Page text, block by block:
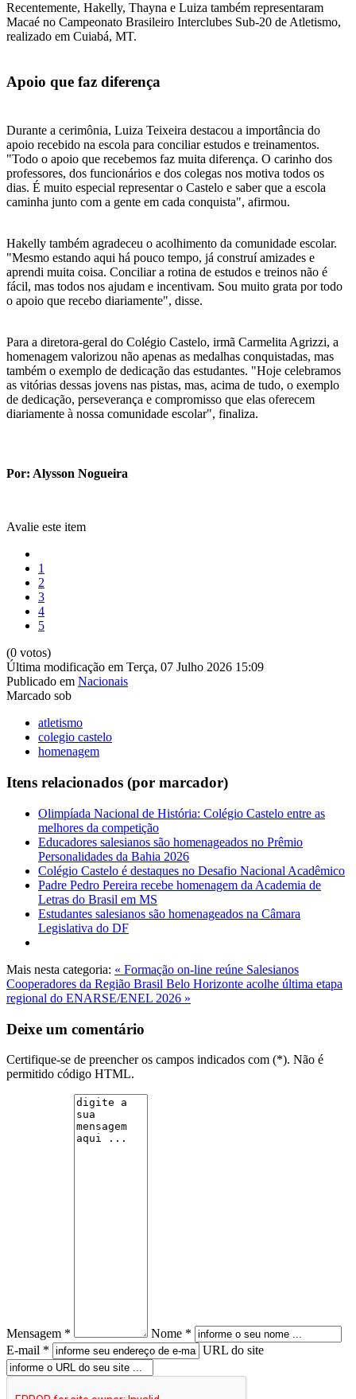
Recentemente, Hakelly, Thayna e Luiza também representaram
Macaé no Campeonato Brasileiro Interclubes Sub-20 de Atletismo,
realizado em Cuiabá, MT.
Apoio que faz diferença
Durante a cerimônia, Luiza Teixeira destacou a importância do
apoio recebido na escola para conciliar estudos e treinamentos.
"Todo o apoio que recebemos faz muita diferença. O carinho dos
professores, dos funcionários e dos colegas nos motiva todos os
dias. É muito especial representar o Castelo e saber que a escola
caminha junto com a gente em cada conquista", afirmou.
Hakelly também agradeceu o acolhimento da comunidade escolar.
"Mesmo estando aqui há pouco tempo, já construí amizades e
aprendi muita coisa. Conciliar a rotina de estudos e treinos não é
fácil, mas todos nos ajudam e incentivam. Sou muito grata por todo
o apoio que recebo diariamente", disse.
Para a diretora-geral do Colégio Castelo, irmã Carmelita Agrizzi, a
homenagem valorizou não apenas as medalhas conquistadas, mas
também o exemplo de dedicação das estudantes. "Hoje celebramos
as vitórias dessas jovens nas pistas, mas, acima de tudo, o exemplo
de dedicação, perseverança e compromisso que elas oferecem
diariamente à nossa comunidade escolar", finaliza.
Por: Alysson Nogueira
Avalie este item
1
2
3
4
5
(0 votos)
Última modificação em Terça, 07 Julho 2026 15:09
Publicado em Nacionais
Marcado sob
atletismo
colegio castelo
homenagem
Itens relacionados (por marcador)
Olimpíada Nacional de História: Colégio Castelo entre as
melhores da competição
Educadores salesianos são homenageados no Prêmio
Personalidades da Bahia 2026
Colégio Castelo é destaques no Desafio Nacional Acadêmico
Padre Pedro Pereira recebe homenagem da Academia de
Letras do Brasil em MS
Estudantes salesianos são homenageados na Câmara
Legislativa do DF
Mais nesta categoria: « Formação on-line reúne Salesianos
Cooperadores da Região Brasil Belo Horizonte acolhe última etapa
regional do ENARSE/ENEL 2026 »
Deixe um comentário
Certifique-se de preencher os campos indicados com (*). Não é
permitido código HTML.
Mensagem *
Nome *
E-mail *
URL do site